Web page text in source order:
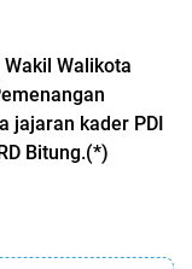
Walikota
jajaran kader PDI
Bitung.(*)